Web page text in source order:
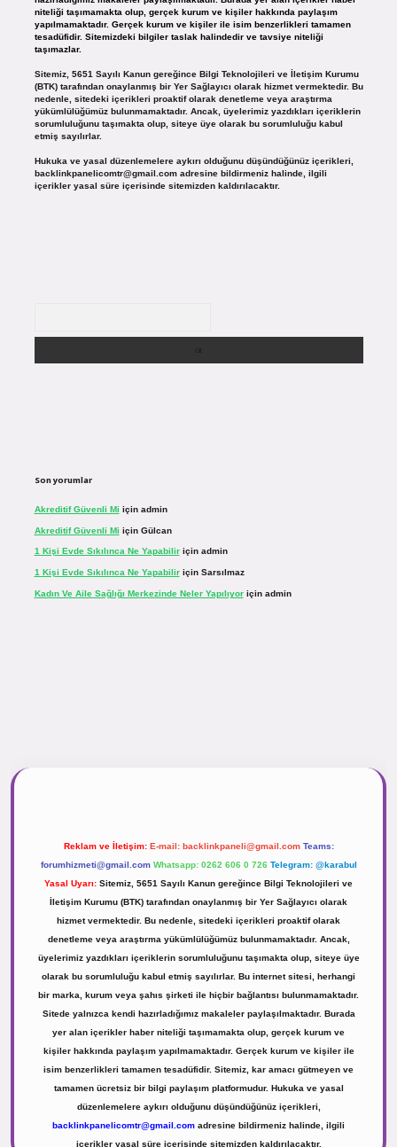
niteliği taşımamakta olup, gerçek kurum ve kişiler hakkında paylaşım
yapılmamaktadır. Gerçek kurum ve kişiler ile isim benzerlikleri tamamen
tesadüfidir. Sitemizdeki bilgiler taslak halindedir ve tavsiye niteliği
taşımazlar.
Sitemiz, 5651 Sayılı Kanun gereğince Bilgi Teknolojileri ve İletişim Kurumu
(BTK) tarafından onaylanmış bir Yer Sağlayıcı olarak hizmet vermektedir. Bu
nedenle, sitedeki içerikleri proaktif olarak denetleme veya araştırma
yükümlülüğümüz bulunmamaktadır. Ancak, üyelerimiz yazdıkları içeriklerin
sorumluluğunu taşımakta olup, siteye üye olarak bu sorumluluğu kabul
etmiş sayılırlar.
Hukuka ve yasal düzenlemelere aykırı olduğunu düşündüğünüz içerikleri,
backlinkpanelicomtr@gmail.comadresine bildirmeniz halinde, ilgili
içerikler yasal süre içerisinde sitemizden kaldırılacaktır.
Son yorumlar
Akreditif Güvenli Mi için admin
Akreditif Güvenli Mi için Gülcan
1 Kişi Evde Sıkılınca Ne Yapabiliriçin admin
1 Kişi Evde Sıkılınca Ne Yapabiliriçin Sarsılmaz
Kadın Ve Aile Sağlığı Merkezinde Neler Yapılıyoriçin admin
Reklam ve İletişim: E-mail: backlinkpaneli@gmail.com Teams:
forumhizmeti@gmail.com Whatsapp: 0262 606 0 726 Telegram: @karabul
Yasal Uyarı: Sitemiz, 5651 Sayılı Kanun gereğince Bilgi Teknolojileri ve
İletişim Kurumu (BTK) tarafından onaylanmış bir Yer Sağlayıcı olarak
hizmet vermektedir. Bu nedenle, sitedeki içerikleri proaktif olarak
denetleme veya araştırma yükümlülüğümüz bulunmamaktadır. Ancak,
üyelerimiz yazdıkları içeriklerin sorumluluğunu taşımakta olup, siteye üye
olarak bu sorumluluğu kabul etmiş sayılırlar. Bu internet sitesi, herhangi
bir marka, kurum veya şahıs şirketi ile hiçbir bağlantısı bulunmamaktadır.
Sitede yalnızca kendi hazırladığımız makaleler paylaşılmaktadır. Burada
yer alan içerikler haber niteliği taşımamakta olup, gerçek kurum ve
kişiler hakkında paylaşım yapılmamaktadır. Gerçek kurum ve kişiler ile
isim benzerlikleri tamamen tesadüfidir. Sitemiz, kar amacı gütmeyen ve
tamamen ücretsiz bir bilgi paylaşım platformudur. Hukuka ve yasal
düzenlemelere aykırı olduğunu düşündüğünüz içerikleri,
backlinkpanelicomtr@gmail.com adresine bildirmeniz halinde, ilgili
içerikler yasal süre içerisinde sitemizden kaldırılacaktır.